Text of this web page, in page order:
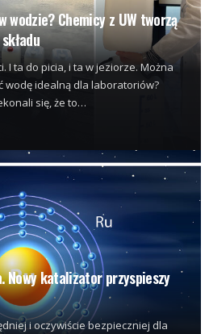
wodzie? Chemicy z UW tworzą
I ta do picia, i ta w jeziorze. Można
wodę idealną dla laboratoriów?
się, że to…
Nowy katalizator przyspieszy
i oczywiście bezpieczniej dla